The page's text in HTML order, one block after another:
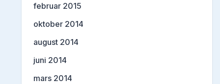
februar 2015
oktober 2014
august 2014
juni 2014
mars 2014